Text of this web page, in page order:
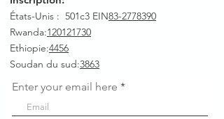
États-Unis : 501c3 EIN83-2778390
Rwanda:120121730
Ethiopie:4456
Soudan du sud:3863
Enter your email here